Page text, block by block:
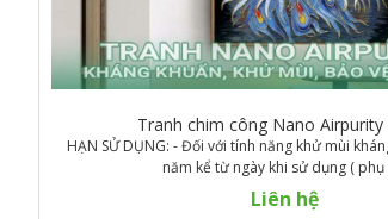
Tranh chim công Nano Airpurity
HẠN SỬ DỤNG: - Đối với tính năng khử mùi
năm kể từ ngày khi sử dụng ( phụ
Liên hệ